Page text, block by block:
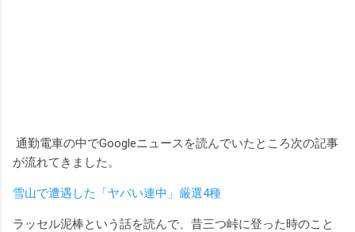
通勤電車の中でGoogleニュースを読んでいたところ次の記事
が流れてきました。
雪山で遭遇した「ヤバい連中」厳選4種
ラッセル泥棒という話を読んで、昔三つ峠に登った時のこと